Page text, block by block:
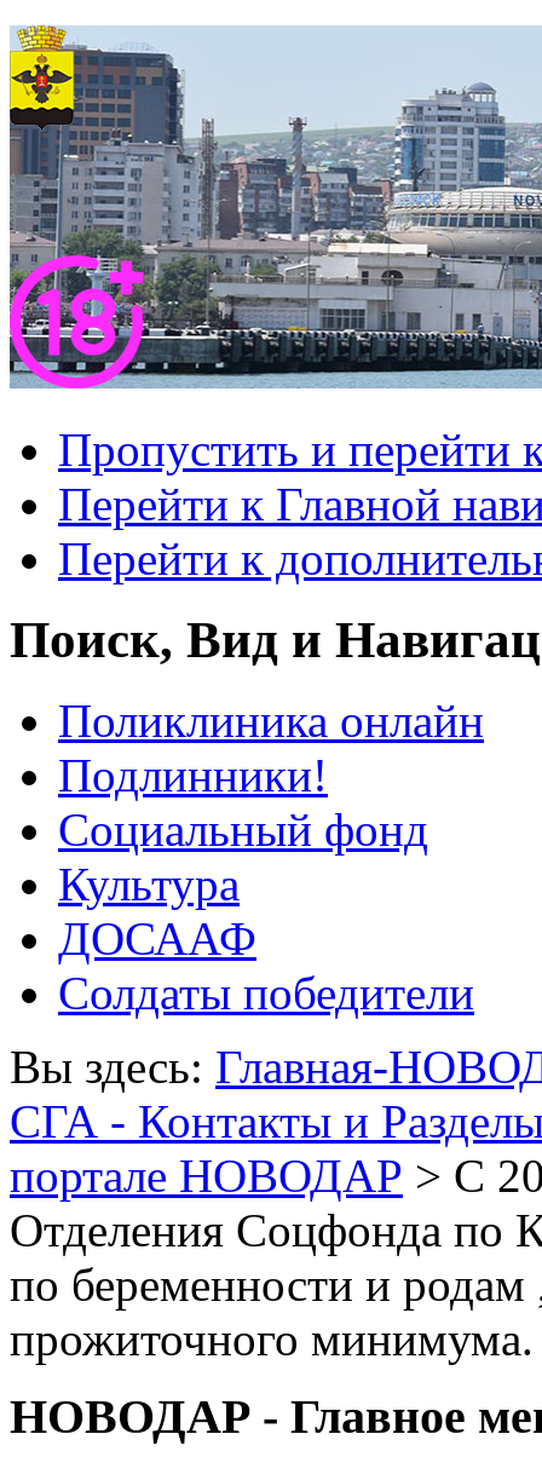
Пропустить и перейти
Перейти к Главной
Перейти к
Поиск, Вид и
Поликлиника онлайн
Подлинники!
Социальный фонд
Культура
ДОСААФ
Солдаты победители
Вы здесь: Главная-
СГА - Контакты и
портале НОВОДАР > С
Отделения Соцфонда по
по беременности и родам
прожиточного
НОВОДАР - Главное